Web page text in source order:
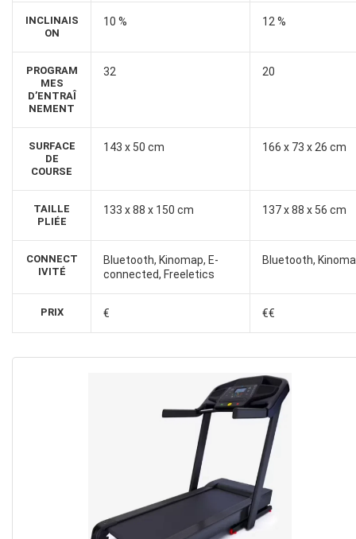
INCLINAIS
ON
PROGRAM
MES
D’ENTRAÎ
NEMENT
SURFACE
DE
COURSE
TAILLE
PLIÉE
CONNECT
IVITÉ
PRIX
10 %
32
143 x 50 cm
133 x 88 x 150 cm
Bluetooth, Kinomap, E-
connected, Freeletics
€
12 %
20
166 x 73 x 26 cm
137 x 88 x 56 cm
Bluetooth,
€€